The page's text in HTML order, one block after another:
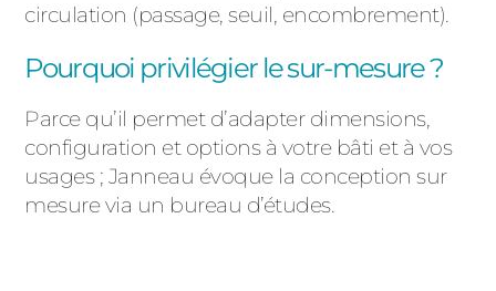
circulation (passage, seuil, encombrement).
Pourquoi privilégier le sur-mesure ?
Parce qu’il permet d’adapter dimensions,
configuration et options à votre bâti et à vos
usages ; Janneau évoque la conception sur
mesure via un bureau d’études.